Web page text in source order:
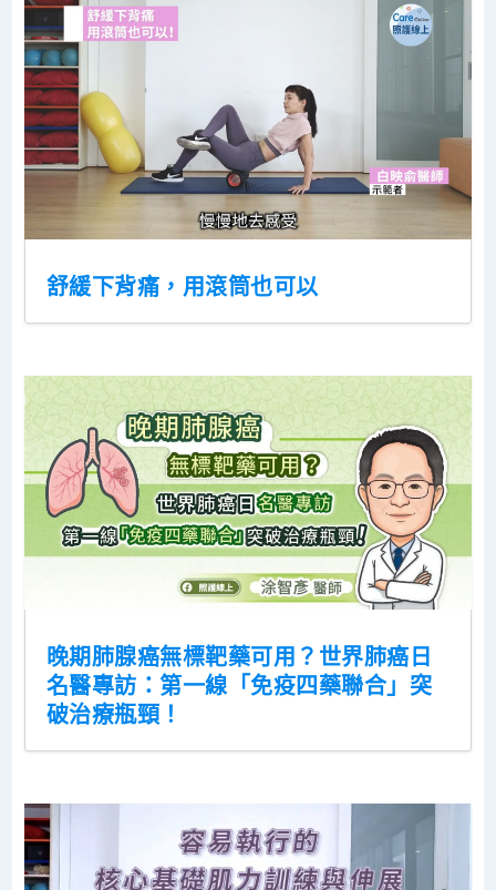
舒緩下背痛，用滾筒也可以
晚期肺腺癌無標靶藥可用？世界肺癌日
名醫專訪：第一線「免疫四藥聯合」突
破治療瓶頸！